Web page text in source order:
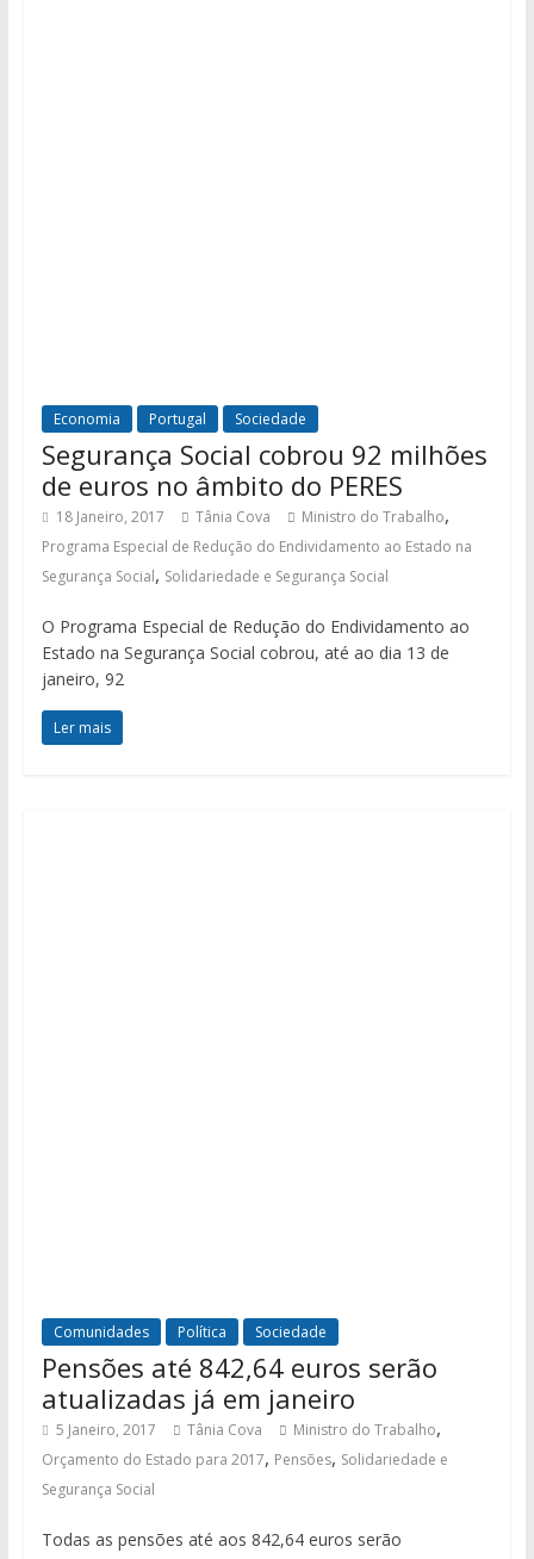
Economia Portugal Sociedade
Segurança Social cobrou 92 milhões
de euros no âmbito do PERES
18 Janeiro, 2017 Tânia Cova Ministro do Trabalho,
Programa Especial de Redução do Endividamento ao Estado na
Segurança Social, Solidariedade e Segurança Social
O Programa Especial de Redução do Endividamento ao
Estado na Segurança Social cobrou, até ao dia 13 de
janeiro, 92
Ler mais
Comunidades Política Sociedade
Pensões até 842,64 euros serão
atualizadas já em janeiro
5 Janeiro, 2017 Tânia Cova Ministro do Trabalho,
Orçamento do Estado para 2017, Pensões, Solidariedade e
Segurança Social
Todas as pensões até aos 842,64 euros serão